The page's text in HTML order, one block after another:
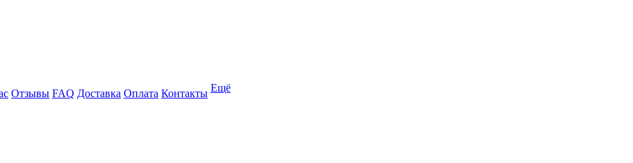
Отзывы FAQ Доставка Оплата Контакты Ещё